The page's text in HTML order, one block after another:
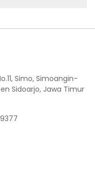
Simo, Simoangin-
Sidoarjo, Jawa Timur